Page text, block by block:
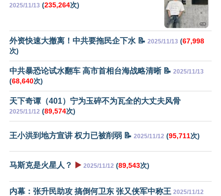
2025/11/13 (235,264次)
外资快速大撤离！中共要拖民企下水 📝 2025/11/13 (67,998
次)
中共暴恐论试水翻车 高市首相台海战略清晰 📝 2025/11/13
(68,640次)
天下奇谭（401）宁为玉碎不为瓦全的大丈夫风骨
2025/11/12 (89,574次)
王小洪到地方宣讲 权力已被削弱 📝 2025/11/12 (95,711次)
马斯克是火星人？ ▶️ 2025/11/12 (89,543次)
内幕：张升民助攻 搞倒何卫东 张又侠军中称王 2025/11/12